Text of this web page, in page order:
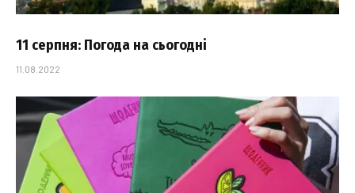
11 серпня: Погода на сьогодні
11.08.2022